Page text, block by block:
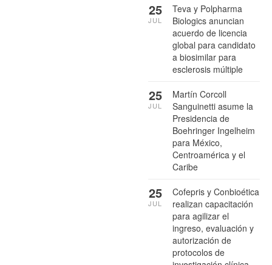
Teva y Polpharma
Biologics anuncian
acuerdo de licencia
global para candidato
a biosimilar para
esclerosis múltiple
25
JUL
Martín Corcoll
Sanguinetti asume la
Presidencia de
Boehringer Ingelheim
para México,
Centroamérica y el
Caribe
25
JUL
Cofepris y Conbioética
realizan capacitación
para agilizar el
ingreso, evaluación y
autorización de
protocolos de
25
JUL